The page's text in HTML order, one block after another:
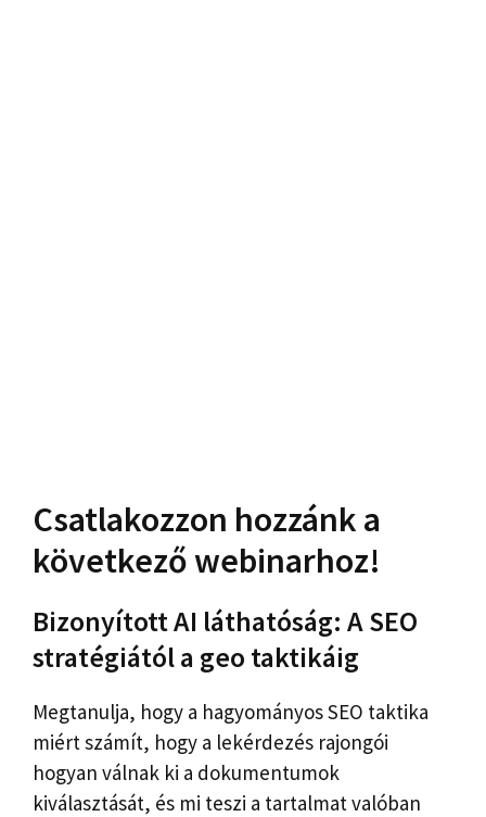
Csatlakozzon hozzánk a
következő webinarhoz!
Bizonyított AI láthatóság: A SEO
stratégiától a geo taktikáig
Megtanulja, hogy a hagyományos SEO taktika
miért számít, hogy a lekérdezés rajongói
hogyan válnak ki a dokumentumok
kiválasztását, és mi teszi a tartalmat valóban